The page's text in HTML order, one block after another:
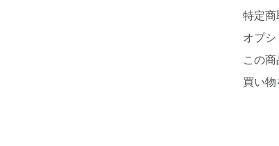
特定
オプ
この
買い